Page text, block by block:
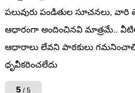
పలువురు పండితుల సూచనలు,
ఆధారంగా అందించినవి మాత్రమే..
ఆధారాలు లేవని పాఠకులు
ధృవీకరించలేదు
5 / 5